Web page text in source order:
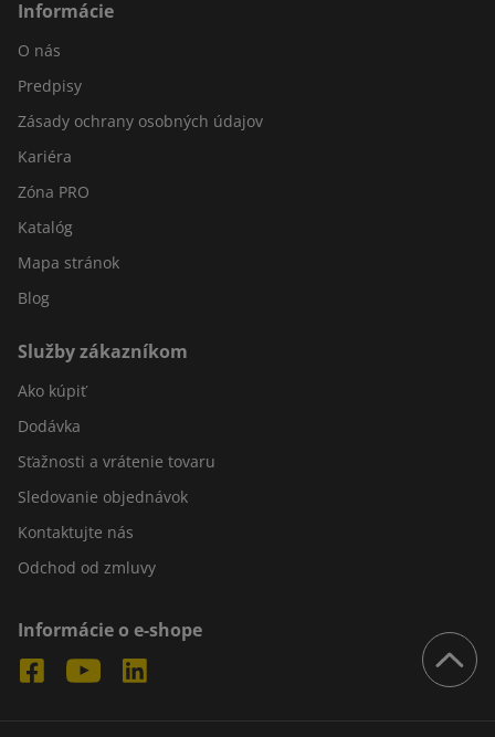
Informácie
O nás
Predpisy
Zásady ochrany osobných údajov
Kariéra
Zóna PRO
Katalóg
Mapa stránok
Blog
Služby zákazníkom
Ako kúpiť
Dodávka
Sťažnosti a vrátenie tovaru
Sledovanie objednávok
Kontaktujte nás
Odchod od zmluvy
Informácie o e-shope